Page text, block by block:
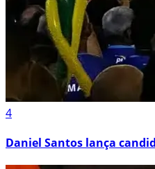
4
Daniel Santos lança